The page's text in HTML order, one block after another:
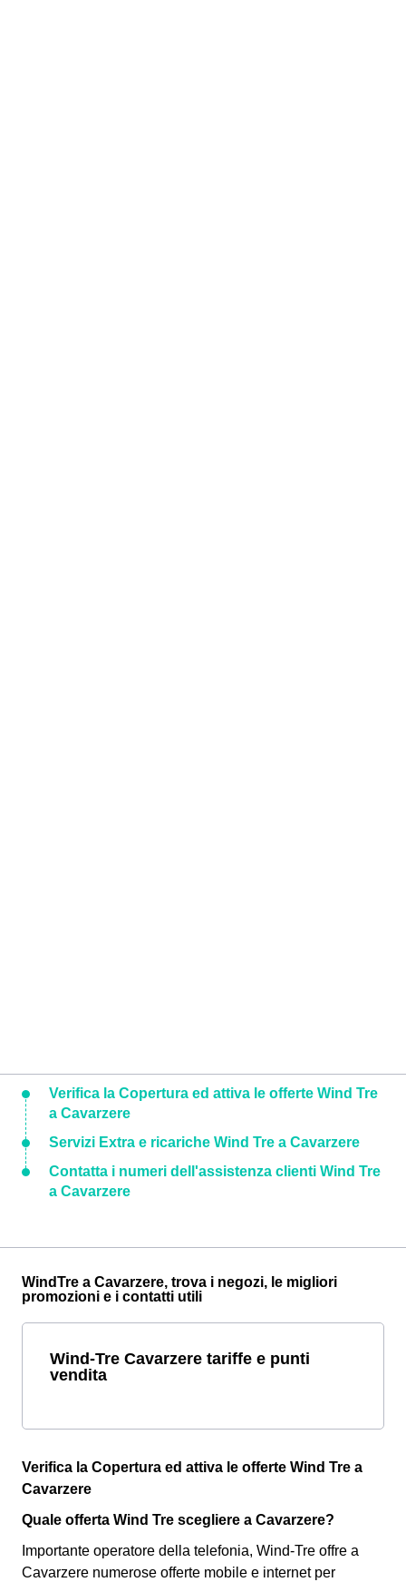
Verifica la Copertura ed attiva le offerte Wind Tre
a Cavarzere
Servizi Extra e ricariche Wind Tre a Cavarzere
Contatta i numeri dell'assistenza clienti Wind Tre
a Cavarzere
WindTre a Cavarzere, trova i negozi, le migliori
promozioni e i contatti utili
Wind-Tre Cavarzere tariffe e punti
vendita
Verifica la Copertura ed attiva le offerte Wind Tre a
Cavarzere
Quale offerta Wind Tre scegliere a Cavarzere?
Importante operatore della telefonia, Wind-Tre offre a
Cavarzere numerose offerte mobile e internet per